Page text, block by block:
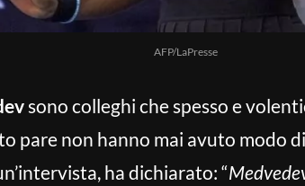
AFP/LaPresse
sono colleghi che spesso e
pare non hanno mai avuto modo
ha dichiarato: “